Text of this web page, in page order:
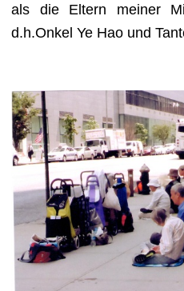
als die Eltern meiner
d.h.Onkel Ye Hao und